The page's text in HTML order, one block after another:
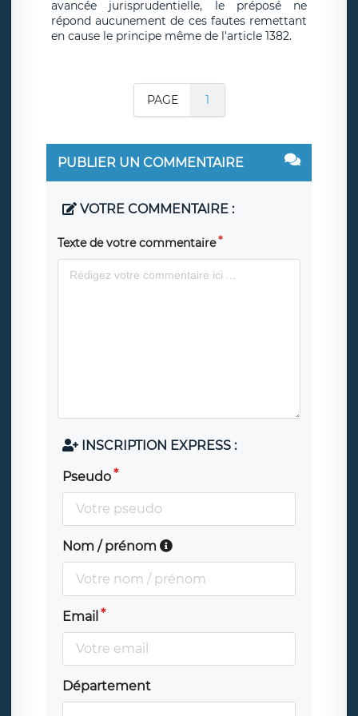
avancée jurisprudentielle, le préposé ne
répond aucunement de ces fautes remettant
en cause le principe même de l'article 1382.
PAGE 1
PUBLIER UN COMMENTAIRE
VOTRE COMMENTAIRE :
Texte de votre commentaire
INSCRIPTION EXPRESS :
Pseudo
Nom / prénom
Email
Département